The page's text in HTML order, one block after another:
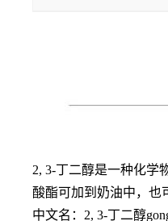
2, 3-丁二醇是一种化学
酸酯可加到奶油中，也
中文名： 2, 3-丁二醇